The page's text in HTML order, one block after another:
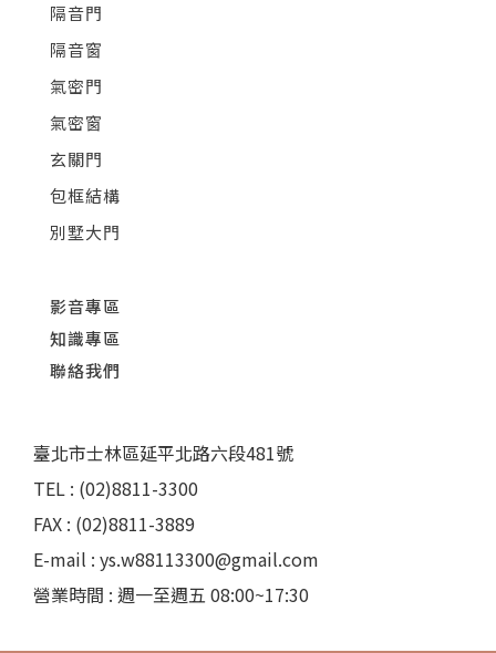
隔音門
隔音窗
氣密門
氣密窗
玄關門
包框結構
別墅大門
影音專區
知識專區
聯絡我們
臺北市士林區延平北路六段481號
TEL : (02)8811-3300
FAX : (02)8811-3889
E-mail : ys.w88113300@gmail.com
營業時間 : 週一至週五 08:00~17:30